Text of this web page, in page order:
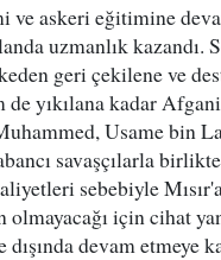
ve askeri eğitimine
uzmanlık kazandı.
geri çekilene ve
yıkılana kadar
Usame bin
savaşçılarla
sebebiyle
için cihat
devam etmeye